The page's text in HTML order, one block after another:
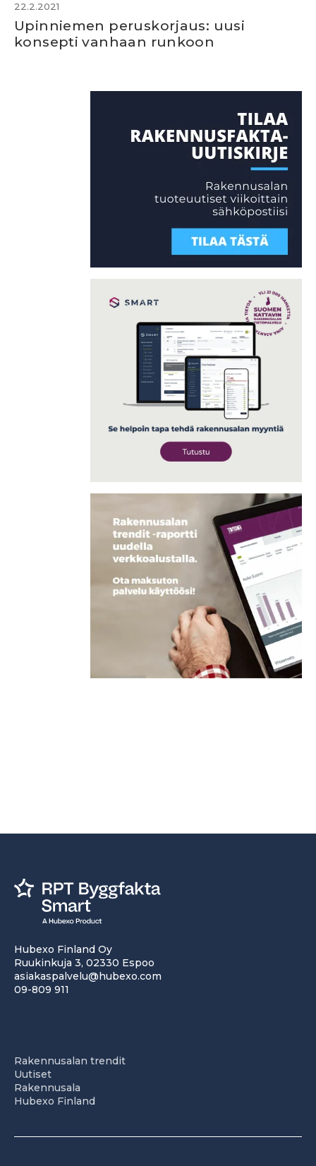
22.2.2021
Upinniemen peruskorjaus: uusi
konsepti vanhaan runkoon
Hubexo Finland Oy
Ruukinkuja 3, 02330 Espoo
asiakaspalvelu@hubexo.com
09-809 911
Rakennusalan trendit
Uutiset
Rakennusala
Hubexo Finland